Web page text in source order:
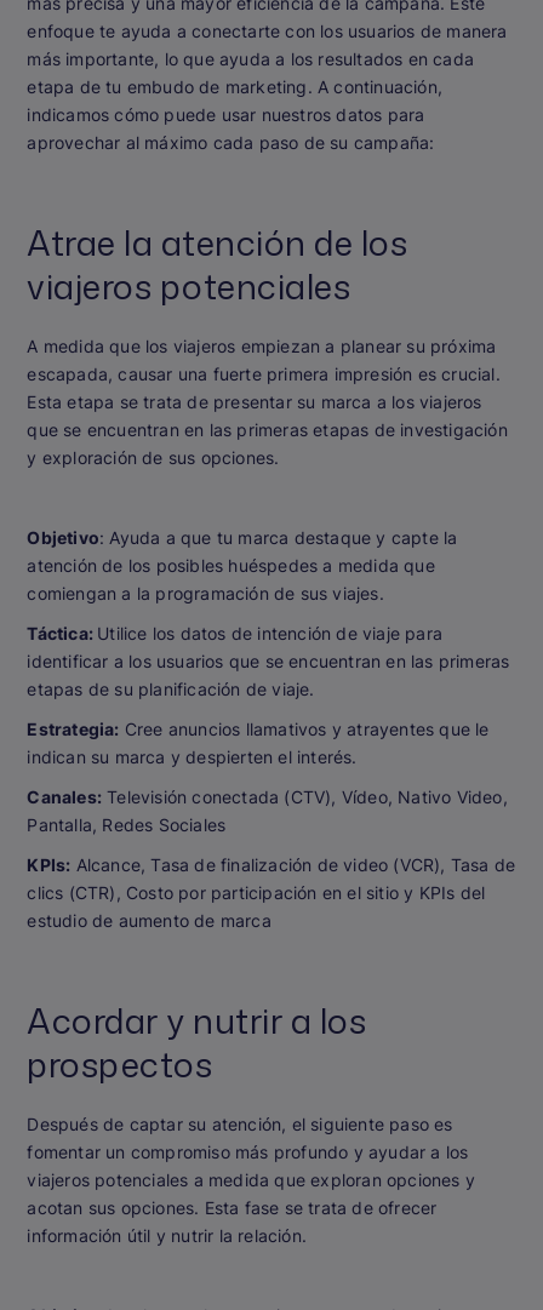
enfoque te ayuda a conectarte con los usuarios de manera
más importante, lo que ayuda a los resultados en cada
etapa de tu embudo de marketing. A continuación,
indicamos cómo puede usar nuestros datos para
aprovechar al máximo cada paso de su campaña:
Atrae la atención de los
viajeros potenciales
A medida que los viajeros empiezan a planear su próxima
escapada, causar una fuerte primera impresión es crucial.
Esta etapa se trata de presentar su marca a los viajeros
que se encuentran en las primeras etapas de investigación
y exploración de sus opciones.
Objetivo: Ayuda a que tu marca destaque y capte la
atención de los posibles huéspedes a medida que
comiengan a la programación de sus viajes.
Táctica: Utilice los datos de intención de viaje para
identificar a los usuarios que se encuentran en las primeras
etapas de su planificación de viaje.
Estrategia: Cree anuncios llamativos y atrayentes que le
indican su marca y despierten el interés.
Canales: Televisión conectada (CTV), Vídeo, Nativo Video,
Pantalla, Redes Sociales
KPIs: Alcance, Tasa de finalización de video (VCR), Tasa de
clics (CTR), Costo por participación en el sitio y KPIs del
estudio de aumento de marca
Acordar y nutrir a los
prospectos
Después de captar su atención, el siguiente paso es
fomentar un compromiso más profundo y ayudar a los
viajeros potenciales a medida que exploran opciones y
acotan sus opciones. Esta fase se trata de ofrecer
información útil y nutrir la relación.